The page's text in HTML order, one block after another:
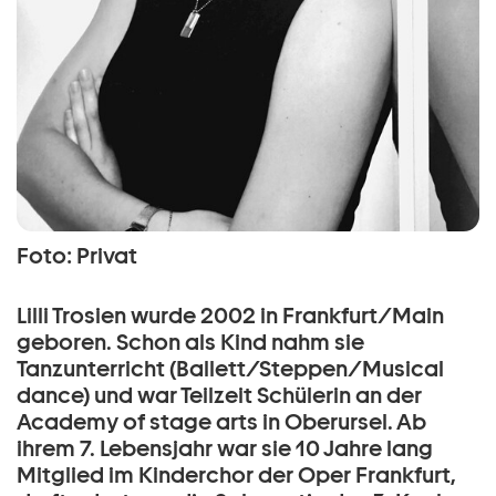
Foto: Privat
Lilli Trosien wurde 2002 in Frankfurt/Main
geboren. Schon als Kind nahm sie
Tanzunterricht (Ballett/Steppen/Musical
dance) und war Teilzeit Schülerin an der
Academy of stage arts in Oberursel. Ab
ihrem 7. Lebensjahr war sie 10 Jahre lang
Mitglied im Kinderchor der Oper Frankfurt,